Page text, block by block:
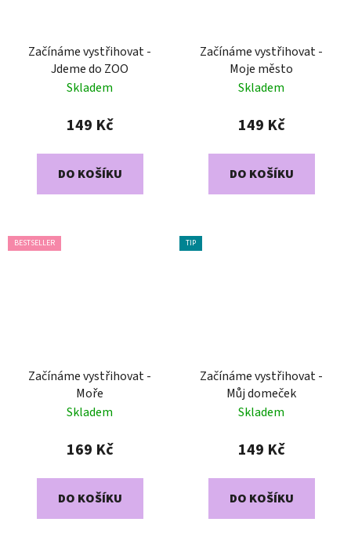
Začínáme vystřihovat -
Jdeme do ZOO
Skladem
149 Kč
DO KOŠÍKU
Začínáme vystřihovat -
Moje město
Skladem
149 Kč
DO KOŠÍKU
BESTSELLER
Začínáme vystřihovat -
Moře
Skladem
169 Kč
DO KOŠÍKU
TIP
Začínáme vystřihovat -
Můj domeček
Skladem
149 Kč
DO KOŠÍKU